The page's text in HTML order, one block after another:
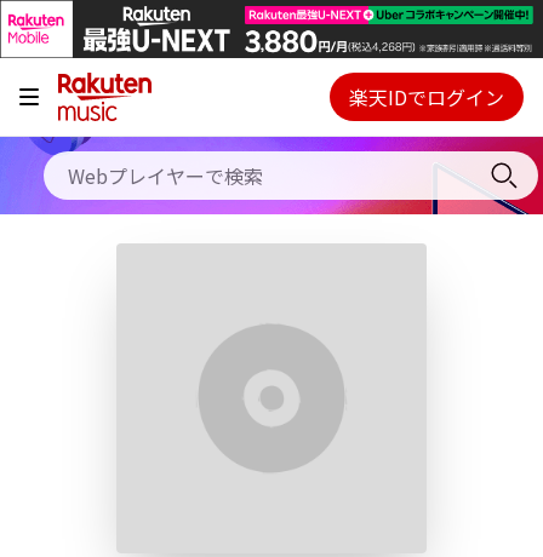
キャンペーン
料金プラン
使い方
Webプレイヤー
ご契約内容の確認・変更
楽天IDでログイン